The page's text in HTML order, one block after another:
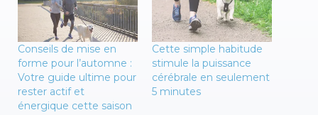
Conseils de mise en
forme pour l’automne :
Votre guide ultime pour
rester actif et
énergique cette saison
Cette simple habitude
stimule la puissance
cérébrale en seulement
5 minutes